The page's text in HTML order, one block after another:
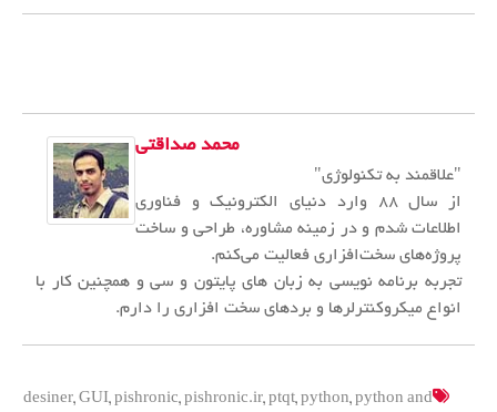
محمد صداقتی
"علاقمند به تکنولوژی"
از سال ۸۸ وارد دنیای الکترونیک و فناوری
اطلاعات شدم و در زمینه مشاوره، طراحی و ساخت
پروژه‌های سخت‌افزاری فعالیت می‌کنم.
تجربه برنامه نویسی به زبان های پایتون و سی و همچنین کار با
انواع میکروکنترلرها و بردهای سخت افزاری را دارم.
desiner, GUI, pishronic, pishronic.ir, ptqt, python, python and